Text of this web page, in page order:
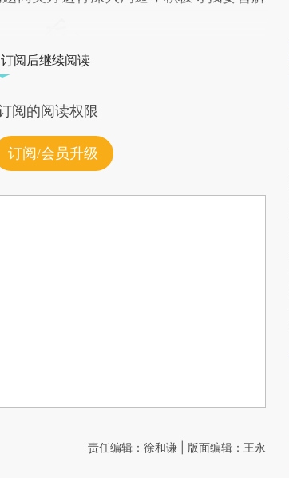
阅后继续阅读
阅的阅读权限
订阅/会员升级
责任编辑：徐和谦 | 版面编辑：王永